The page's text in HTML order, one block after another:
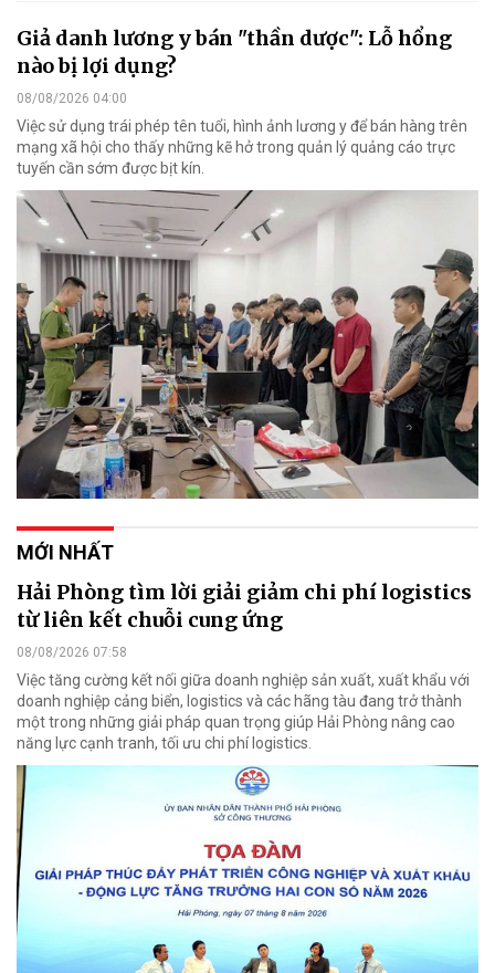
Giả danh lương y bán "thần dược": Lỗ hổng
nào bị lợi dụng?
08/08/2026 04:00
Việc sử dụng trái phép tên tuổi, hình ảnh lương y để bán hàng trên
mạng xã hội cho thấy những kẽ hở trong quản lý quảng cáo trực
tuyến cần sớm được bịt kín.
MỚI NHẤT
Hải Phòng tìm lời giải giảm chi phí logistics
từ liên kết chuỗi cung ứng
08/08/2026 07:58
Việc tăng cường kết nối giữa doanh nghiệp sản xuất, xuất khẩu với
doanh nghiệp cảng biển, logistics và các hãng tàu đang trở thành
một trong những giải pháp quan trọng giúp Hải Phòng nâng cao
năng lực cạnh tranh, tối ưu chi phí logistics.